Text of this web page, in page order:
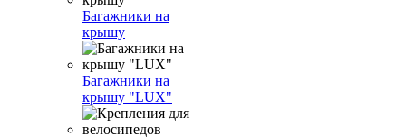
Багажники на
крышу
Багажники на
крышу "LUX"